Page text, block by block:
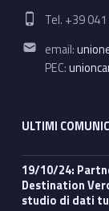
Phone number:
Tel. +39
Email address:
email:
PEC:
ULTIMI
19/10/24: Partnership con DMO Dolomiti Bellunesi e
Destination
studio di dati